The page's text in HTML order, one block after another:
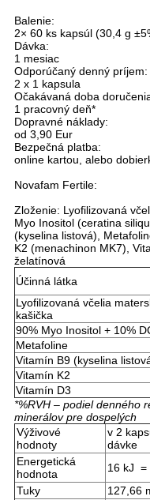
Balenie:
2× 60 ks kapsúl (30,4 g
Dávka:
1 mesiac
Odporúčaný denný príjem:
2 x 1 kapsula
Očakávaná doba
1 pracovný deň*
Dopravné náklady:
od 3,90 Eur
Bezpečná platba:
online kartou, alebo
Novafam Fertile:
Zloženie: Lyofilizovaná
Myo Inositol (ceratina
(kyselina listová),
K2 (menachinon MK7),
želatínová
Účinná látka
Lyofilizovaná včelia
kašička
90% Myo Inositol + 10%
Metafoline
Vitamín B9 (kyselina
Vitamín K2
Vitamín D3
*%RVH – podiel denného
minerálov pre dospelých
Výživové
hodnoty
v 2
dávke
Energetická
hodnota
16 kJ =
Tuky
127,66